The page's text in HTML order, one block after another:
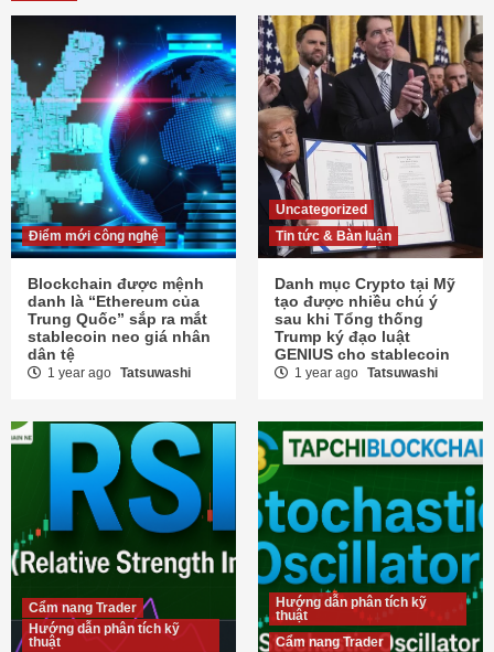
Điểm mới công nghệ
Blockchain được mệnh
danh là “Ethereum của
Trung Quốc” sắp ra mắt
stablecoin neo giá nhân
dân tệ
1 year ago Tatsuwashi
Uncategorized
Tin tức & Bàn luận
Danh mục Crypto tại Mỹ
tạo được nhiều chú ý
sau khi Tổng thống
Trump ký đạo luật
GENIUS cho stablecoin
1 year ago Tatsuwashi
Cẩm nang Trader
Hướng dẫn phân tích kỹ
thuật
Hướng dẫn phân tích kỹ
thuật
Cẩm nang Trader